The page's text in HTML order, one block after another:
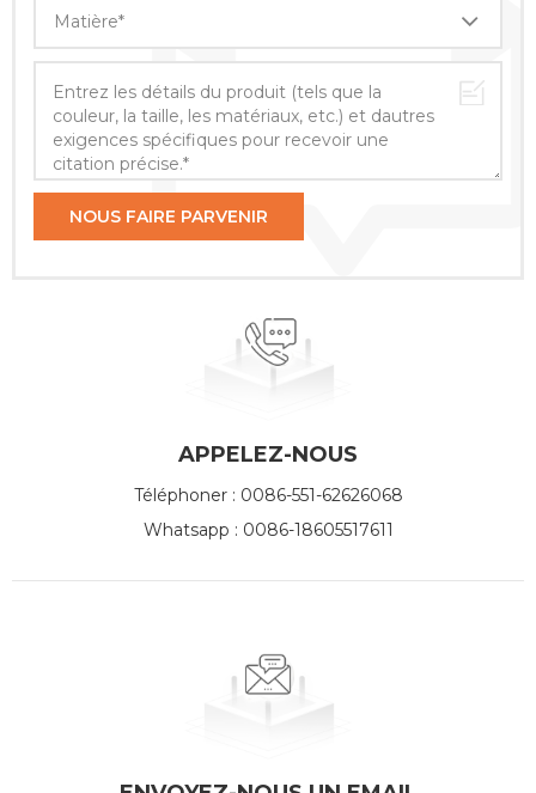
APPELEZ-NOUS
Téléphoner : 0086-551-62626068
Whatsapp : 0086-18605517611